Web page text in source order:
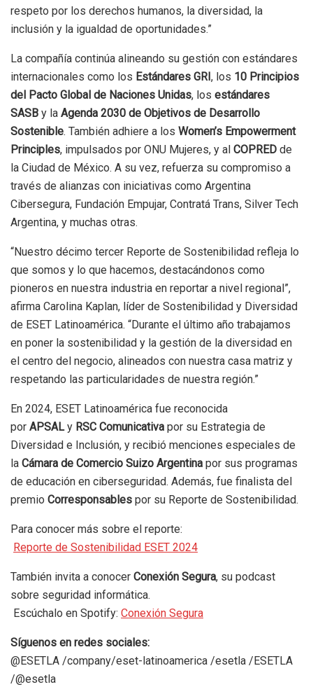
respeto por los derechos humanos, la diversidad, la
inclusión y la igualdad de oportunidades.”
La compañía continúa alineando su gestión con estándares
internacionales como los Estándares GRI, los 10 Principios
del Pacto Global de Naciones Unidas, los estándares
SASB y la Agenda 2030 de Objetivos de Desarrollo
Sostenible. También adhiere a los Women’s Empowerment
Principles, impulsados por ONU Mujeres, y al COPRED de
la Ciudad de México. A su vez, refuerza su compromiso a
través de alianzas con iniciativas como Argentina
Cibersegura, Fundación Empujar, Contratá Trans, Silver Tech
Argentina, y muchas otras.
“Nuestro décimo tercer Reporte de Sostenibilidad refleja lo
que somos y lo que hacemos, destacándonos como
pioneros en nuestra industria en reportar a nivel regional”,
afirma Carolina Kaplan, líder de Sostenibilidad y Diversidad
de ESET Latinoamérica. “Durante el último año trabajamos
en poner la sostenibilidad y la gestión de la diversidad en
el centro del negocio, alineados con nuestra casa matriz y
respetando las particularidades de nuestra región.”
En 2024, ESET Latinoamérica fue reconocida
por APSALy RSC Comunicativa por su Estrategia de
Diversidad e Inclusión, y recibió menciones especiales de
la Cámara de Comercio Suizo Argentina por sus programas
de educación en ciberseguridad. Además, fue finalista del
premio Corresponsables por su Reporte de Sostenibilidad.
Para conocer más sobre el reporte:
Reporte de Sostenibilidad ESET 2024
También invita a conocer Conexión Segura, su podcast
sobre seguridad informática.
Escúchalo en Spotify: Conexión Segura
Síguenos en redes sociales:
@ESETLA /company/eset-latinoamerica /esetla /ESETLA
/@esetla